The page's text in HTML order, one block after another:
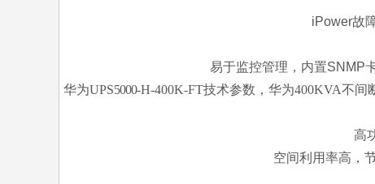
iPower故
易于监控管理，内置SNMP
华为UPS5000-H-400K-FT技术参数，华为400KVA不间
高
空间利用率高，